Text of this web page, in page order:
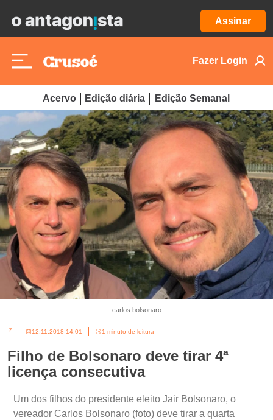
Assinar
Fazer Login
Acervo Edição diária Edição Semanal
carlos bolsonaro
12.11.2018 14:01 1 minuto de leitura
Filho de Bolsonaro deve tirar 4ª
licença consecutiva
Um dos filhos do presidente eleito Jair Bolsonaro, o
vereador Carlos Bolsonaro (foto) deve tirar a quarta